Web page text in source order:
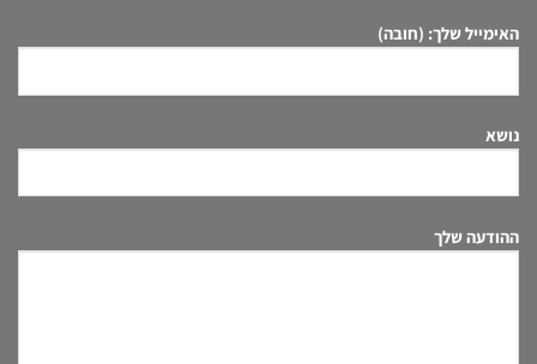
האימייל שלך: (חובה)
נושא
ההודעה שלך